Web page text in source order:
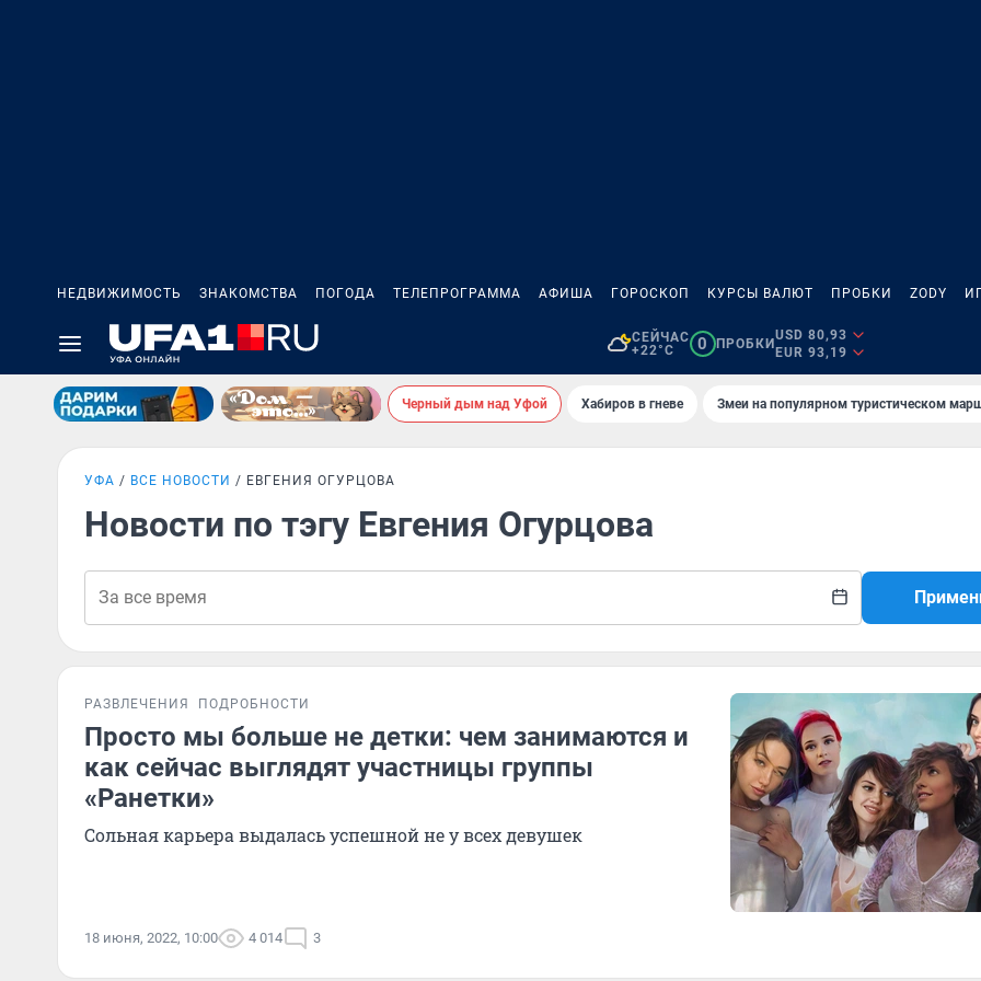
НЕДВИЖИМОСТЬ ЗНАКОМСТВА ПОГОДА ТЕЛЕПРОГРАММА АФИША ГОРОСКОП КУРСЫ ВАЛЮТ ПРОБКИ ZODY
СЕЙЧАС
+22°C
0 ПРОБКИ
USD 80,93
EUR 93,19
Черный дым над Уфой Хабиров в гневе Змеи на популярном туристическом
УФА ВСЕ НОВОСТИ ЕВГЕНИЯ ОГУРЦОВА
Новости по тэгу Евгения Огурцова
РАЗВЛЕЧЕНИЯ ПОДРОБНОСТИ
Просто мы больше не детки: чем занимаются и
как сейчас выглядят участницы группы
«Ранетки»
Сольная карьера выдалась успешной не у всех девушек
18 июня, 2022, 10:00 4 014 3